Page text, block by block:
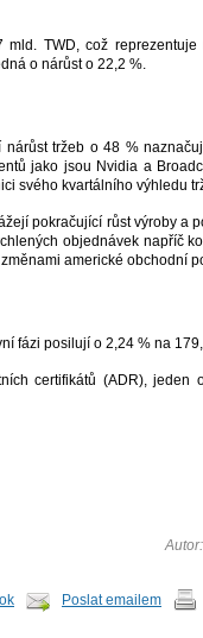
TWD, což reprezentuje
o nárůst o 22,2 %.
tržeb o 48 %
jako jsou Nvidia a
svého kvartálního výhledu
pokračující růst výroby a
objednávek napříč
americké obchodní
fázi posilují o 2,24 % na
certifikátů (ADR), jeden
Poslat emailem